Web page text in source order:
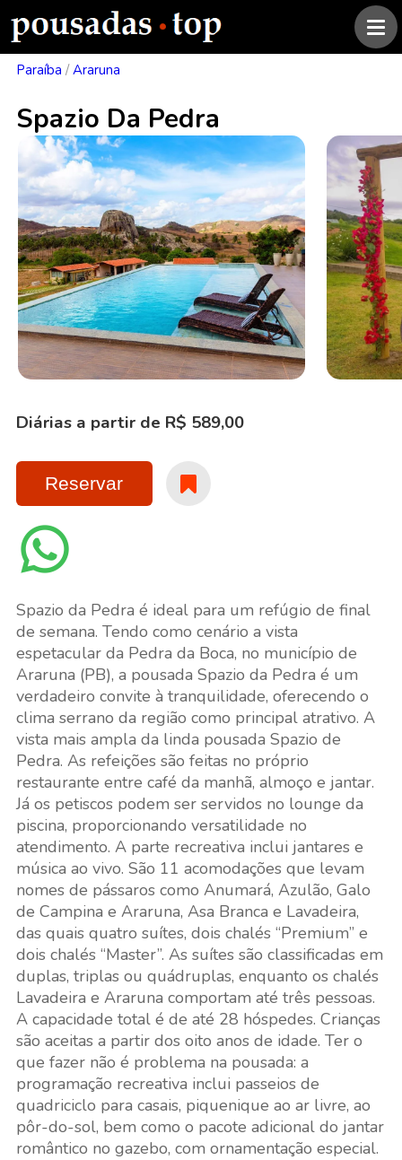
Paraíba / Araruna
Spazio Da Pedra
Diárias a partir de R$ 589,00
Reservar
Spazio da Pedra é ideal para um refúgio de final
de semana. Tendo como cenário a vista
espetacular da Pedra da Boca, no município de
Araruna (PB), a pousada Spazio da Pedra é um
verdadeiro convite à tranquilidade, oferecendo o
clima serrano da região como principal atrativo. A
vista mais ampla da linda pousada Spazio de
Pedra. As refeições são feitas no próprio
restaurante entre café da manhã, almoço e jantar.
Já os petiscos podem ser servidos no lounge da
piscina, proporcionando versatilidade no
atendimento. A parte recreativa inclui jantares e
música ao vivo. São 11 acomodações que levam
nomes de pássaros como Anumará, Azulão, Galo
de Campina e Araruna, Asa Branca e Lavadeira,
das quais quatro suítes, dois chalés “Premium” e
dois chalés “Master”. As suítes são classificadas em
duplas, triplas ou quádruplas, enquanto os chalés
Lavadeira e Araruna comportam até três pessoas.
A capacidade total é de até 28 hóspedes. Crianças
são aceitas a partir dos oito anos de idade. Ter o
que fazer não é problema na pousada: a
programação recreativa inclui passeios de
quadriciclo para casais, piquenique ao ar livre, ao
pôr-do-sol, bem como o pacote adicional do jantar
romântico no gazebo, com ornamentação especial.